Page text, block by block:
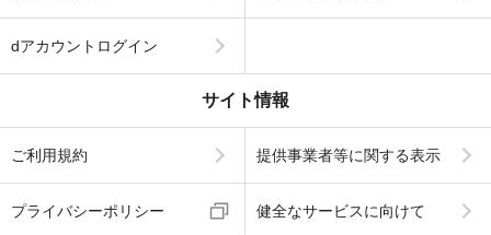
dアカウントログイン
サイト情報
ご利用規約 提供事業者等に関する表示
プライバシーポリシー 健全なサービスに向けて